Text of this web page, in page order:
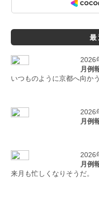
最
2026
月例
いつものように京都へ向か
2026
月例
2026
月例
来月も忙しくなりそうだ。